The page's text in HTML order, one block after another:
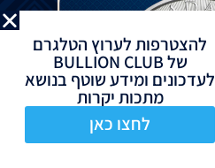
להצטרפות לערוץ הטלגרם
של BULLION CLUB
לעדכונים ומידע שוטף בנושא
מתכות יקרות
לחצו כאן